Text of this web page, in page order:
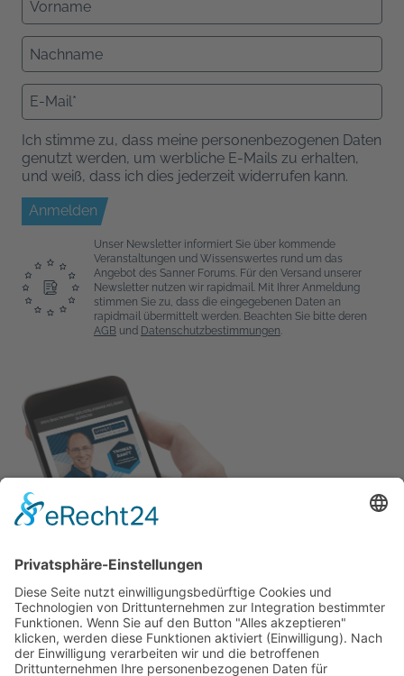
Ich stimme zu, dass meine personenbezogenen Daten
genutzt werden, um werbliche E-Mails zu erhalten,
und weiß, dass ich dies jederzeit widerrufen kann.
Anmelden
Unser Newsletter informiert Sie über kommende
Veranstaltungen und Wissenswertes rund um das
Angebot des Sanner Forums. Für den Versand unserer
Newsletter nutzen wir rapidmail. Mit Ihrer Anmeldung
stimmen Sie zu, dass die eingegebenen Daten an
rapidmail übermittelt werden. Beachten Sie bitte deren
AGB und Datenschutzbestimmungen.
Adresse
Sanner Forum
Schillerstraße 80
64625 Bensheim